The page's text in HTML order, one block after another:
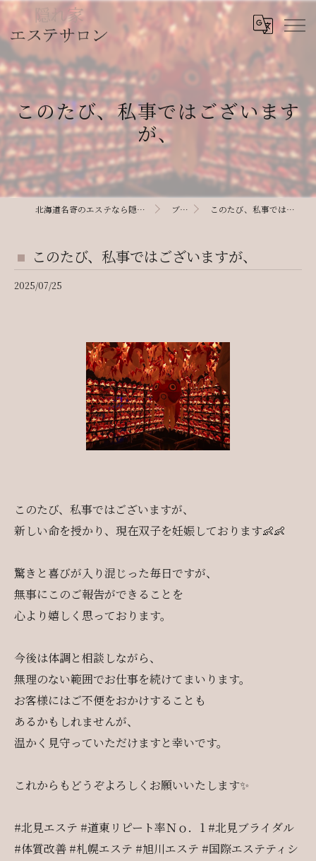
このたび、私事ではございます
が、
北海道名寄のエステなら隠れ家エステサロン ブログ このたび、私事ではございますが、
このたび、私事ではございますが、
2025/07/25
このたび、私事ではございますが、
新しい命を授かり、現在双子を妊娠しております👶👶
驚きと喜びが入り混じった毎日ですが、
無事にこのご報告ができることを
心より嬉しく思っております。
今後は体調と相談しながら、
無理のない範囲でお仕事を続けてまいります。
お客様にはご不便をおかけすることも
あるかもしれませんが、
温かく見守っていただけますと幸いです。
これからもどうぞよろしくお願いいたします✨
#北見エステ #道東リピート率Ｎｏ．1 #北見ブライダル
#体質改善 #札幌エステ #旭川エステ #国際エステティシ